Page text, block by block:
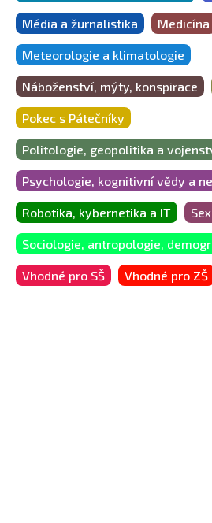
Média a žurnalistika Medicína
Meteorologie a klimatologie
Náboženství, mýty, konspirace
Pokec s Pátečníky
Politologie, geopolitika a
Psychologie, kognitivní vědy a
Robotika, kybernetika a IT
Sociologie, antropologie,
Vhodné pro SŠ Vhodné pro ZŠ